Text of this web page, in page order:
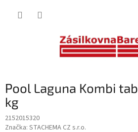
Pool Laguna Kombi
kg
2152015320
Značka: STACHEMA CZ s.r.o.